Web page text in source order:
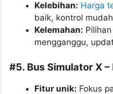
Kelebihan: Harga
baik, kontrol
Kelemahan:
mengganggu,
#5. Bus Simulator X
Fitur unik: Fokus